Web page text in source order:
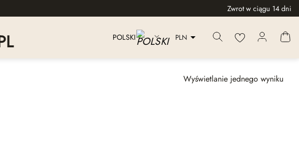
Zwrot w ciągu 14 dni
POLSKI PLN
Wyświetlanie jednego wyniku